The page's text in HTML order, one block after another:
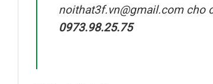
noithat3f.vn@gmail.com cho
0973.98.25.75